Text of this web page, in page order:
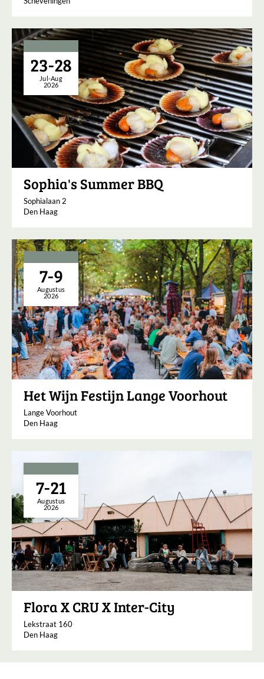
23-28
Jul-Aug
2026
Sophia's Summer BBQ
Sophialaan 2
Den Haag
7-9
Augustus
2026
Het Wijn Festijn Lange Voorhout
Lange Voorhout
Den Haag
7-21
Augustus
2026
Flora X CRU X Inter-City
Lekstraat 160
Den Haag